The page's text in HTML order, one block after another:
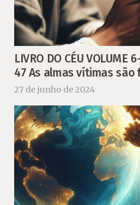
LIVRO DO CÉU VOLUME
47 As almas vítimas são
27 de junho de 2024